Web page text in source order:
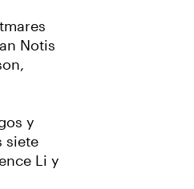
Notis
y
siete
Li y